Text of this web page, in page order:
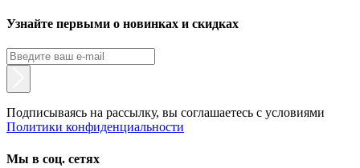
Узнайте первыми о новинках и скидках
Подписываясь на рассылку, вы соглашаетесь с условиями
Политики конфиденциальности
Мы в соц. сетях